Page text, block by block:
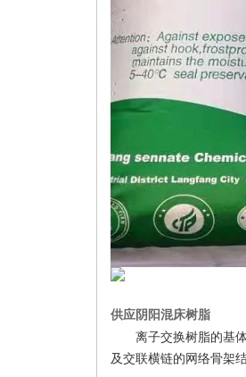
供应阴阳混床树脂
离子交换树脂的基
及交联横链的网络骨架